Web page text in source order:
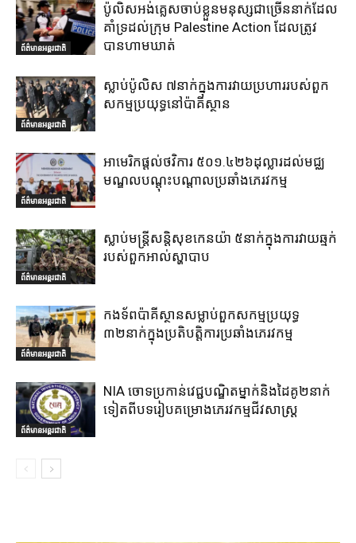
ព័ត៌មានអន្តរជាតិ
ប៉ូលិសអង់គ្លេសចាប់ខ្លួនមនុស្សជាច្រើននាក់ដែល
គាំទ្រដល់ក្រុម Palestine Action ដែលត្រូវ
បានហាមឃាត់
ព័ត៌មានអន្តរជាតិ
ស្លាប់ប៉ូលិស ៧នាក់ក្នុងការវាយប្រហាររបស់ពួក
សកម្មប្រយុទ្ធនៅប៉ាគីស្ថាន
ព័ត៌មានអន្តរជាតិ
អាមេរិកផ្តល់ថវិការ ៥០១.៤២៦ដុល្លារដល់មជ្ឈ
មណ្ឌលបណ្តុះបណ្តាលប្រឆាំងភេរវកម្ម
ព័ត៌មានអន្តរជាតិ
ស្លាប់មន្ត្រីសន្តិសុខកេនយ៉ា ៥នាក់ក្នុងការវាយឆ្មក់
របស់ពួកអាល់ស្ហាបាប
ព័ត៌មានអន្តរជាតិ
កងទ័ពប៉ាគីស្ថានសម្លាប់ពួកសកម្មប្រយុទ្ធ
៣២នាក់ក្នុងប្រតិបត្តិការប្រឆាំងភេរវកម្ម
ព័ត៌មានអន្តរជាតិ
NIA ចោទប្រកាន់វេជ្ជបណ្ឌិតម្នាក់និងដៃគូ២នាក់
ទៀតពីបទរៀបគម្រោងភេរវកម្មជីវសាស្ត្រ